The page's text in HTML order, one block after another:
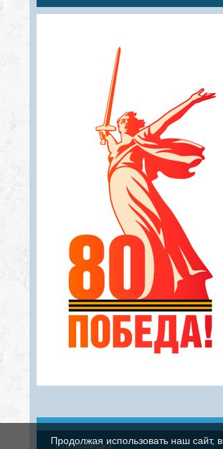
г. Петрозаводск,
Продолжая использовать наш сайт,